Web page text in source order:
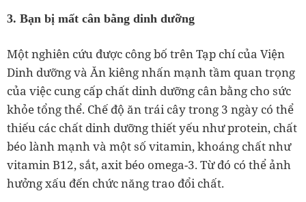
3. Bạn bị mất cân bằng dinh dưỡng
Một nghiên cứu được công bố trên Tạp chí của Viện
Dinh dưỡng và Ăn kiêng nhấn mạnh tầm quan trọng
của việc cung cấp chất dinh dưỡng cân bằng cho sức
khỏe tổng thể. Chế độ ăn trái cây trong 3 ngày có thể
thiếu các chất dinh dưỡng thiết yếu như protein, chất
béo lành mạnh và một số vitamin, khoáng chất như
vitamin B12, sắt, axit béo omega-3. Từ đó có thể ảnh
hưởng xấu đến chức năng trao đổi chất.